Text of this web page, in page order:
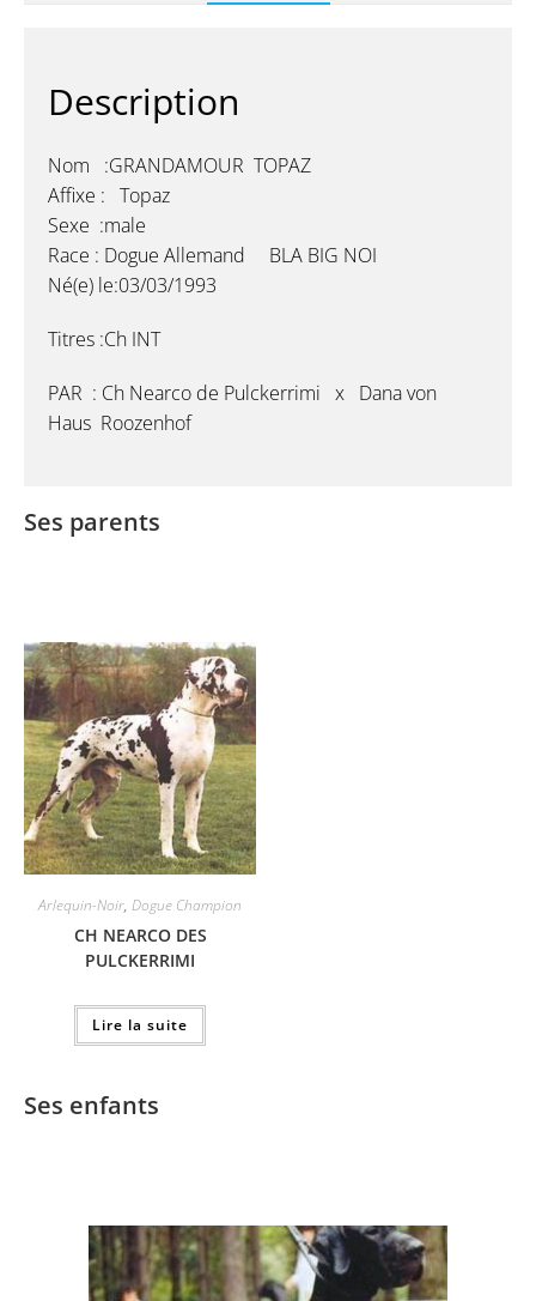
Description
Nom :GRANDAMOUR TOPAZ
Affixe : Topaz
Sexe :male
Race : Dogue Allemand BLA BIG NOI
Né(e) le:03/03/1993
Titres :Ch INT
PAR : Ch Nearco de Pulckerrimi x Dana von
Haus Roozenhof
Ses parents
Arlequin-Noir, Dogue Champion
CH NEARCO DES
PULCKERRIMI
Lire la suite
Ses enfants